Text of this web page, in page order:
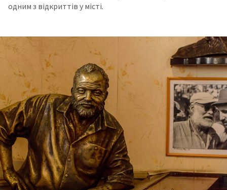
одним з відкриттів у місті.